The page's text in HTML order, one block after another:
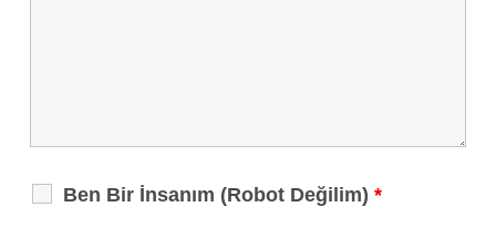
Ben Bir İnsanım (Robot Değilim)*